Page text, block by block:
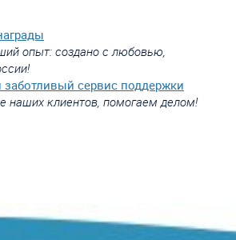
опыт: создано с любовью,
сервис поддержки
наших клиентов, помогаем делом!